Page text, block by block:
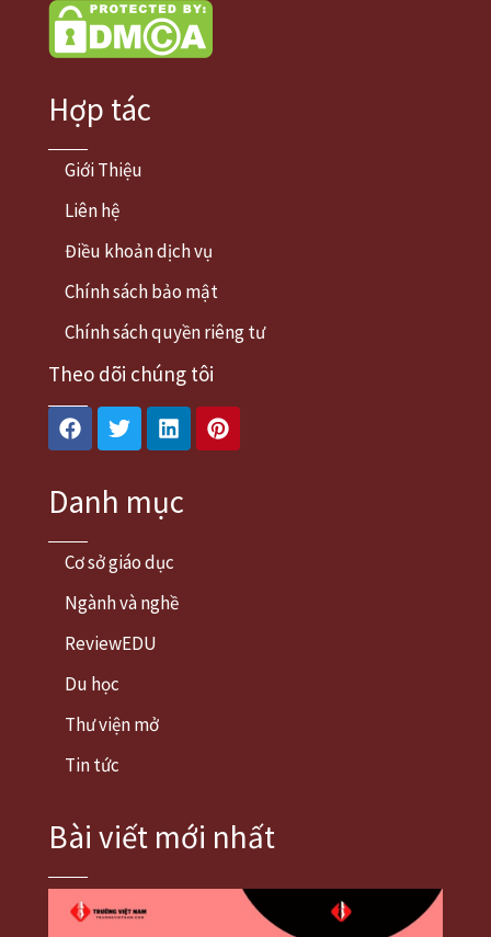
Hợp tác
Giới Thiệu
Liên hệ
Điều khoản dịch vụ
Chính sách bảo mật
Chính sách quyền riêng tư
Theo dõi chúng tôi
FacebookTwitterLinkedinPinterest
Danh mục
Cơ sở giáo dục
Ngành và nghề
ReviewEDU
Du học
Thư viện mở
Tin tức
Bài viết mới nhất